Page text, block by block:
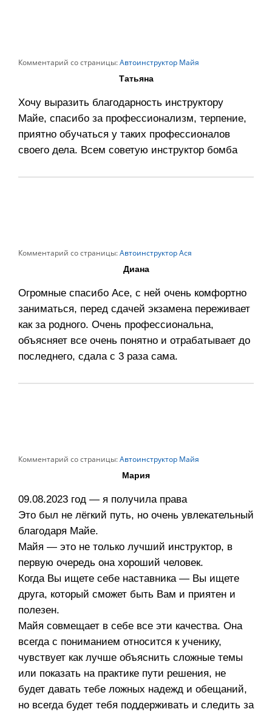
Комментарий со страницы:Автоинструктор Майя
Татьяна
Хочу выразить благодарность инструктору
Майе, спасибо за профессионализм, терпение,
приятно обучаться у таких профессионалов
своего дела. Всем советую инструктор бомба
Комментарий со страницы:Автоинструктор Ася
Диана
Огромные спасибо Асе, с ней очень комфортно
заниматься, перед сдачей экзамена переживает
как за родного. Очень профессиональна,
объясняет все очень понятно и отрабатывает до
последнего, сдала с 3 раза сама.
Комментарий со страницы:Автоинструктор Майя
Мария
09.08.2023 год — я получила права
Это был не лёгкий путь, но очень увлекательный
благодаря Майе.
Майя — это не только лучший инструктор, в
первую очередь она хороший человек.
Когда Вы ищете себе наставника — Вы ищете
друга, который сможет быть Вам и приятен и
полезен.
Майя совмещает в себе все эти качества. Она
всегда с пониманием относится к ученику,
чувствует как лучше объяснить сложные темы
или показать на практике пути решения, не
будет давать тебе ложных надежд и обещаний,
но всегда будет тебя поддерживать и следить за